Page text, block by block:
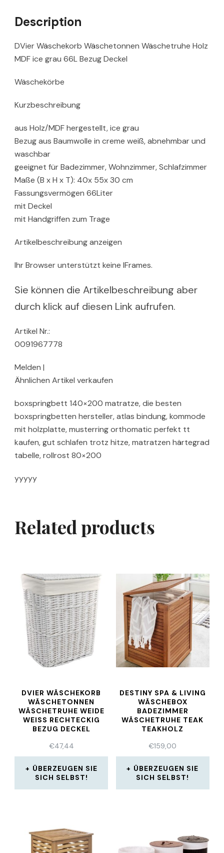
Description
DVier Wäschekorb Wäschetonnen Wäschetruhe Holz
MDF ice grau 66L Bezug Deckel
Wäschekörbe
Kurzbeschreibung
aus Holz/MDF hergestellt, ice grau
Bezug aus Baumwolle in creme weiß, abnehmbar und
waschbar
geeignet für Badezimmer, Wohnzimmer, Schlafzimmer
Maße (B x H x T): 40x 55x 30 cm
Fassungsvermögen 66Liter
mit Deckel
mit Handgriffen zum Trage
Artikelbeschreibung anzeigen
Ihr Browser unterstützt keine IFrames.
Sie können die Artikelbeschreibung aber
durch klick auf diesen Link aufrufen.
Artikel Nr.:
0091967778
Melden |
Ähnlichen Artikel verkaufen
boxspringbett 140×200 matratze, die besten
boxspringbetten hersteller, atlas bindung, kommode
mit holzplatte, musterring orthomatic perfekt tt
kaufen, gut schlafen trotz hitze, matratzen härtegrad
tabelle, rollrost 80×200
yyyyy
Related products
DVIER WÄSCHEKORB
WÄSCHETONNEN
WÄSCHETRUHE WEIDE
WEISS RECHTECKIG B
EZUG DECKEL 4
€47,44
ÜBERZEUGEN SIE
SICH SELBST!
DESTINY SPA & LIVING
WÄSCHEBOX
BADEZIMMER
WÄSCHETRUHE TEAK
TEAKHOLZ
€159,00
ÜBERZEUGEN SIE
SICH SELBST!